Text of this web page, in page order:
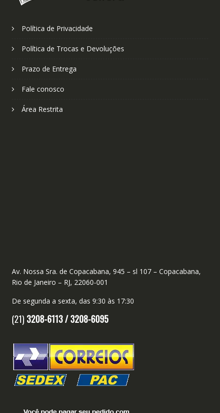
Política de Privacidade
Política de Trocas e Devoluções
Prazo de Entrega
Fale conosco
Área Restrita
Av. Nossa Sra. de Copacabana, 945 – sl 107 – Copacabana,
Rio de Janeiro – RJ, 22060-001
De segunda a sexta, das 9:30 às 17:30
(21) 3208-6113 /3208-6095